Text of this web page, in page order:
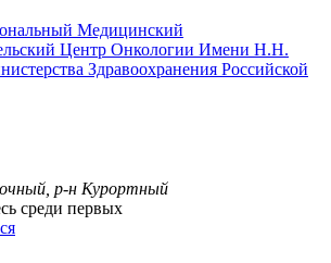
Медицинский
Центр Онкологии Имени Н.Н.
Здравоохранения Российской
р-н Курортный
среди первых